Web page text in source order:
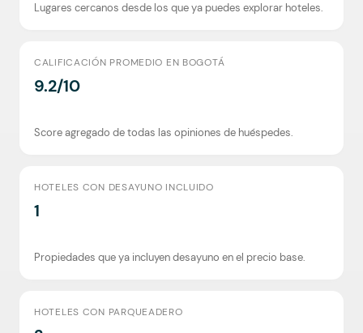
Lugares cercanos desde los que ya puedes explorar hoteles.
CALIFICACIÓN PROMEDIO EN BOGOTÁ
9.2/10
Score agregado de todas las opiniones de huéspedes.
HOTELES CON DESAYUNO INCLUIDO
1
Propiedades que ya incluyen desayuno en el precio base.
HOTELES CON PARQUEADERO